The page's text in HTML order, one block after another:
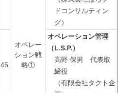
オペレー
ション戦
略①
ドコンサルティン
グ）
45
オペレーション管理
（L.S.P.）
高野 保男 代表取
締役
（有限会社タクト企